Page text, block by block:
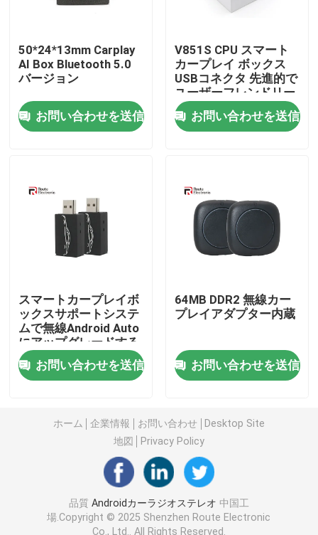
ニュース
すべての場合
Androidカーラジオステレオ
マツダ車のステレオ
普遍的な車のステレオ
OEMのカー ラジオ
車のビデオ インターフェイス
車のダッシュ カムDVR
360 パノラマ車載カメラ
50*24*13mm Carplay
AI Box Bluetooth 5.0
バージョン
お問い合わせを送信
V851S CPU スマート
カープレイ ボックス
USBコネクタ 先進的で
ユーザーフレンドリー
なインストール
お問い合わせを送信
スマートカープレイボ
ックスサポートシステ
ムで無線Android Auto
にアップグレードする
お問い合わせを送信
64MB DDR2 無線カー
プレイアダプター内蔵
お問い合わせを送信
ホーム 企業情報 お問い合わせ
Desktop Site
地図
Privacy Policy
品質 Androidカーラジオステレオ 中国工
場.Copyright © 2025 Shenzhen Route Electronic
Co., Ltd.. All Rights Reserved.